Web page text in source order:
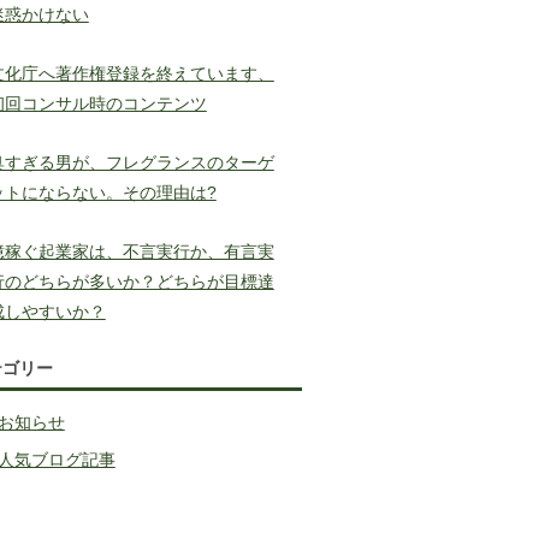
惑かけない
化庁へ著作権登録を終えています、
回コンサル時のコンテンツ
すぎる男が、フレグランスのターゲ
トにならない。その理由は?
稼ぐ起業家は、不言実行か、有言実
のどちらが多いか？どちらが目標達
しやすいか？
リー
知らせ
気ブログ記事